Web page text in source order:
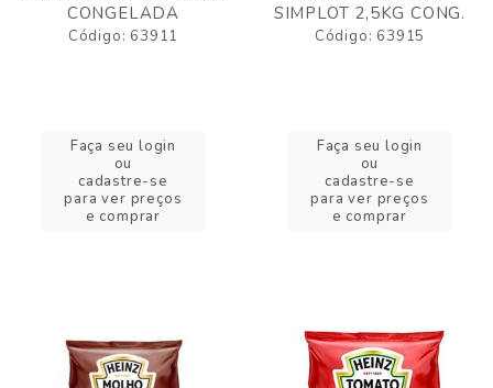
CONGELADA
Código: 63911
Faça seu login
ou
cadastre-se
para ver preços
e comprar
SIMPLOT 2,5KG CONG.
Código: 63915
Faça seu login
ou
cadastre-se
para ver preços
e comprar